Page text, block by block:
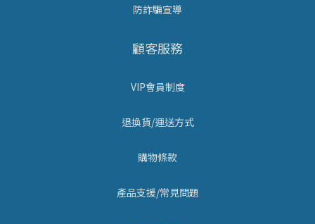
防詐騙宣導
顧客服務
VIP會員制度
退換貨/運送方式
購物條款
產品支援/常見問題